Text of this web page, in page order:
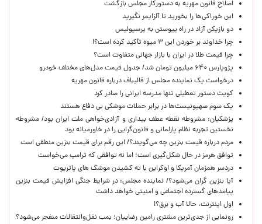
اصلاح قانون مهریه به دستورکار مجلس بازگشت
این خوراکی‌ها را بخورید تا آلزایمر نگیرید
دو بازیکن آزاد در راه پیوستن به پرسپولیس
چرا خداوند بر خوردن این ۳ میوه تأکید کرده است؟!
چرا قیمت طلا در ایران با بازار جهانی متفاوت است؟
پژوپارس ۶۴۰ میلیون تومان شد/ جدول قیمت مدل‌های مختلف خودرو
درخواست یک نماینده مجلس از قالیباف درباره قانون مهریه
کویت دستور تعطیلی تنها مدرسه ایرانی را صادر کرد
یک‌ سوم صهیونیست‌ها در برابر حملات موشکی بی دفاع هستند
پزشکیان: مشروطه نقطه عطف بیداری و آزادی‌خواهی ملت ایران بود/ مشروطه
نخستین تجربه نظام پارلمانی و قانون‌گرایی را در خاورمیانه بود
مردم درباره قیمت بنزین چه می‌گویند؟/ این رقم برای قیمت بنزین منطقی است
توافق هرمز در حال شکل‌گیری است؛ اما نه توافقی که ترامپ می‌خواست
دردسر همزمان آمریکا و اوکراین با ته کشیدن موشک های پاتریوت
آیا بنزین گران می‌شود؟/ نماینده مجلس: در شرایط جنگی افزایش قیمت بنزین
پیامدهای گسترده اجتماعی و امنیتی خواهد داشت
اول اینترنت، حالا آب و برق؟!
رونمایی از جدی‌ترین مشتری رامین رضاییان؛ بمب نقل‌وانتقالات منفجر می‌شود؟